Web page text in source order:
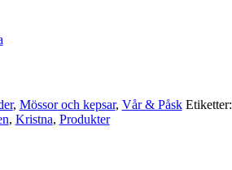
, Mössor och kepsar, Vår & Påsk Etiketter:
, Kristna, Produkter